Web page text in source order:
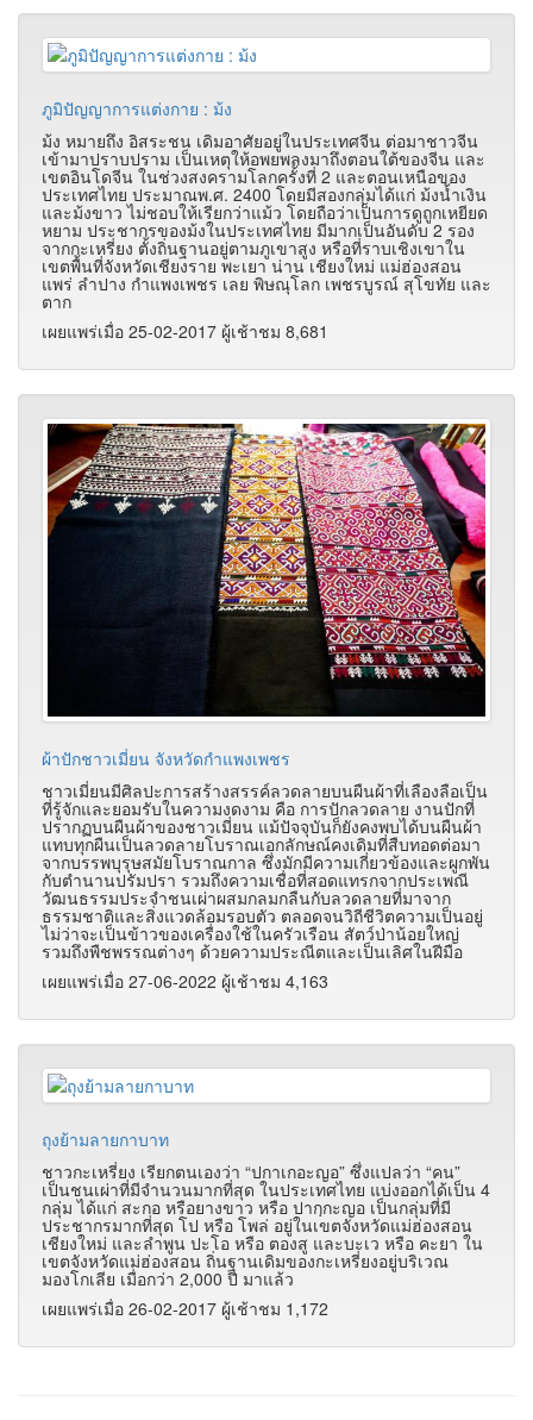
ภูมิปัญญาการแต่งกาย : ม้ง
ม้ง หมายถึง อิสระชน เดิมอาศัยอยู่ในประเทศจีน ต่อมาชาวจีน
เข้ามาปราบปราม เป็นเหตุให้อพยพลงมาถึงตอนใต้ของจีน และ
เขตอินโดจีน ในช่วงสงครามโลกครั้งที่ 2 และตอนเหนือของ
ประเทศไทย ประมาณพ.ศ. 2400 โดยมีสองกลุ่มได้แก่ ม้งน้ำเงิน
และม้งขาว ไม่ชอบให้เรียกว่าแม้ว โดยถือว่าเป็นการดูถูกเหยียด
หยาม ประชากรของม้งในประเทศไทย มีมากเป็นอันดับ 2 รอง
จากกะเหรี่ยง ตั้งถิ่นฐานอยู่ตามภูเขาสูง หรือที่ราบเชิงเขาใน
เขตพื้นที่จังหวัดเชียงราย พะเยา น่าน เชียงใหม่ แม่ฮ่องสอน
แพร่ ลำปาง กำแพงเพชร เลย พิษณุโลก เพชรบูรณ์ สุโขทัย และ
ตาก
เผยแพร่เมื่อ 25-02-2017 ผู้เช้าชม 8,681
ผ้าปักชาวเมี่ยน จังหวัดกำแพงเพชร
ชาวเมี่ยนมีศิลปะการสร้างสรรค์ลวดลายบนผืนผ้าที่เลืองลือเป็น
ที่รู้จักและยอมรับในความงดงาม คือ การปักลวดลาย งานปักที่
ปรากฏบนผืนผ้าของชาวเมี่ยน แม้ปัจจุบันก็ยังคงพบได้บนผืนผ้า
แทบทุกผืนเป็นลวดลายโบราณเอกลักษณ์คงเดิมที่สืบทอดต่อมา
จากบรรพบุรุษสมัยโบราณกาล ซึ่งมักมีความเกี่ยวข้องและผูกพัน
กับตำนานปรัมปรา รวมถึงความเชื่อที่สอดแทรกจากประเพณี
วัฒนธรรมประจำชนเผ่าผสมกลมกลืนกับลวดลายที่มาจาก
ธรรมชาติและสิ่งแวดล้อมรอบตัว ตลอดจนวิถีชีวิตความเป็นอยู่
ไม่ว่าจะเป็นข้าวของเครื่องใช้ในครัวเรือน สัตว์ป่าน้อยใหญ่
รวมถึงพืชพรรณต่างๆ ด้วยความประณีตและเป็นเลิศในฝีมือ
เผยแพร่เมื่อ 27-06-2022 ผู้เช้าชม 4,163
ถุงย้ามลายกาบาท
ชาวกะเหรี่ยง เรียกตนเองว่า “ปกาเกอะญอ” ซึ่งแปลว่า “คน”
เป็นชนเผ่าที่มีจำนวนมากที่สุด ในประเทศไทย แบ่งออกได้เป็น 4
กลุ่ม ได้แก่ สะกอ หรือยางขาว หรือ ปากฺกะญอ เป็นกลุ่มที่มี
ประชากรมากที่สุด โป หรือ โพล่ อยู่ในเขตจังหวัดแม่ฮ่องสอน
เชียงใหม่ และลำพูน ปะโอ หรือ ตองสู และบะเว หรือ คะยา ใน
เขตจังหวัดแม่ฮ่องสอน ถิ่นฐานเดิมของกะเหรี่ยงอยู่บริเวณ
มองโกเลีย เมื่อกว่า 2,000 ปี มาแล้ว
เผยแพร่เมื่อ 26-02-2017 ผู้เช้าชม 1,172